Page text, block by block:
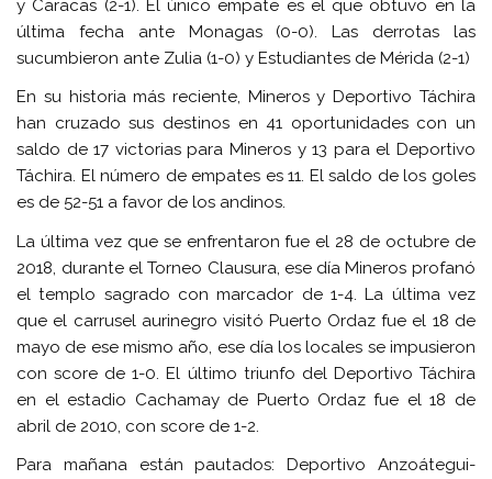
y Caracas (2-1). El único empate es el que obtuvo en la
última fecha ante Monagas (0-0). Las derrotas las
sucumbieron ante Zulia (1-0) y Estudiantes de Mérida (2-1)
En su historia más reciente, Mineros y Deportivo Táchira
han cruzado sus destinos en 41 oportunidades con un
saldo de 17 victorias para Mineros y 13 para el Deportivo
Táchira. El número de empates es 11. El saldo de los goles
es de 52-51 a favor de los andinos.
La última vez que se enfrentaron fue el 28 de octubre de
2018, durante el Torneo Clausura, ese día Mineros profanó
el templo sagrado con marcador de 1-4. La última vez
que el carrusel aurinegro visitó Puerto Ordaz fue el 18 de
mayo de ese mismo año, ese día los locales se impusieron
con score de 1-0. El último triunfo del Deportivo Táchira
en el estadio Cachamay de Puerto Ordaz fue el 18 de
abril de 2010, con score de 1-2.
Para mañana están pautados: Deportivo Anzoátegui-